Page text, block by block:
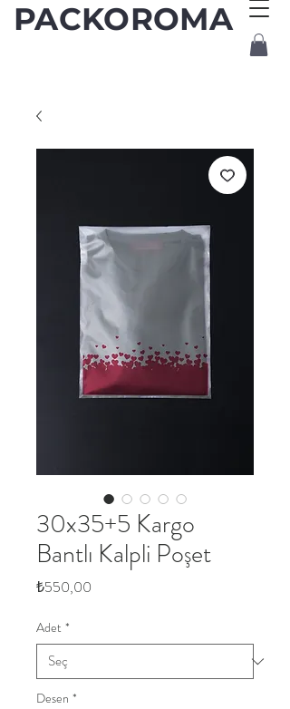
PACKOROMA
30x35+5 Kargo
Bantlı Kalpli Poşet
₺550,00
Adet *
Desen *